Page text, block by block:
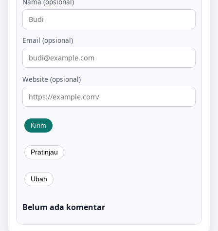
Email (opsional)
Website (opsional)
Belum ada komentar